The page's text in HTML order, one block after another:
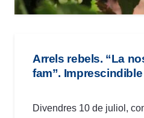
Arrels rebels. “La
fam”. Imprescindible
Divendres 10 de juliol,